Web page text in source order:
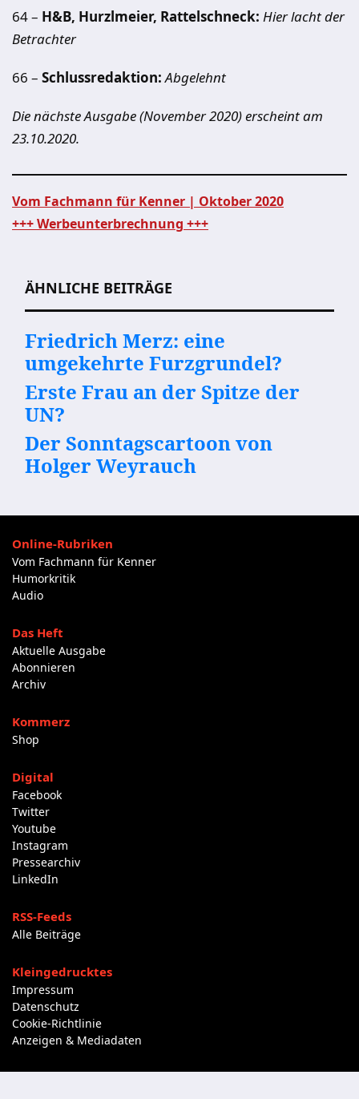
64 – H&B, Hurzlmeier, Rattelschneck: Hier lacht der
Betrachter
66 – Schlussredaktion: Abgelehnt
Die nächste Ausgabe (November 2020) erscheint am
23.10.2020.
Vom Fachmann für Kenner | Oktober 2020
+++ Werbeunterbrechnung +++
ÄHNLICHE BEITRÄGE
Friedrich Merz: eine
umgekehrte Furzgrundel?
Erste Frau an der Spitze der
UN?
Der Sonntagscartoon von
Holger Weyrauch
Online-Rubriken
Vom Fachmann für Kenner
Humorkritik
Audio
Das Heft
Aktuelle Ausgabe
Abonnieren
Archiv
Kommerz
Shop
Digital
Facebook
Twitter
Youtube
Instagram
Pressearchiv
LinkedIn
RSS-Feeds
Alle Beiträge
Kleingedrucktes
Impressum
Datenschutz
Cookie-Richtlinie
Anzeigen & Mediadaten